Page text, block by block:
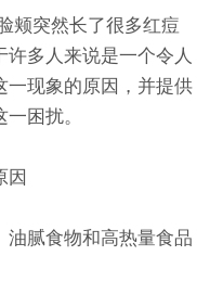
突然长了很多红痘
多人来说是一个令人
一现象的原因，并提供
困扰。
因
腻食物和高热量食品